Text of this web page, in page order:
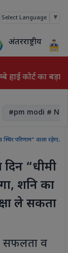
Select Language ▼
अंतरराष्ट्रीय
हाई कोर्ट का बड़ा
#pm modi #
परिणाम” वाला रहेगा,
“धीमी
शनि का
ले सकता
सफलता व